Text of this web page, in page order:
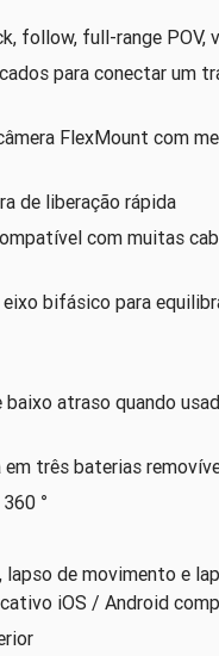
follow, full-range POV,
para conectar um
FlexMount com
de liberação rápida
com muitas
bifásico para
baixo atraso quando
três baterias
​​°
lapso de movimento e
iOS / Android